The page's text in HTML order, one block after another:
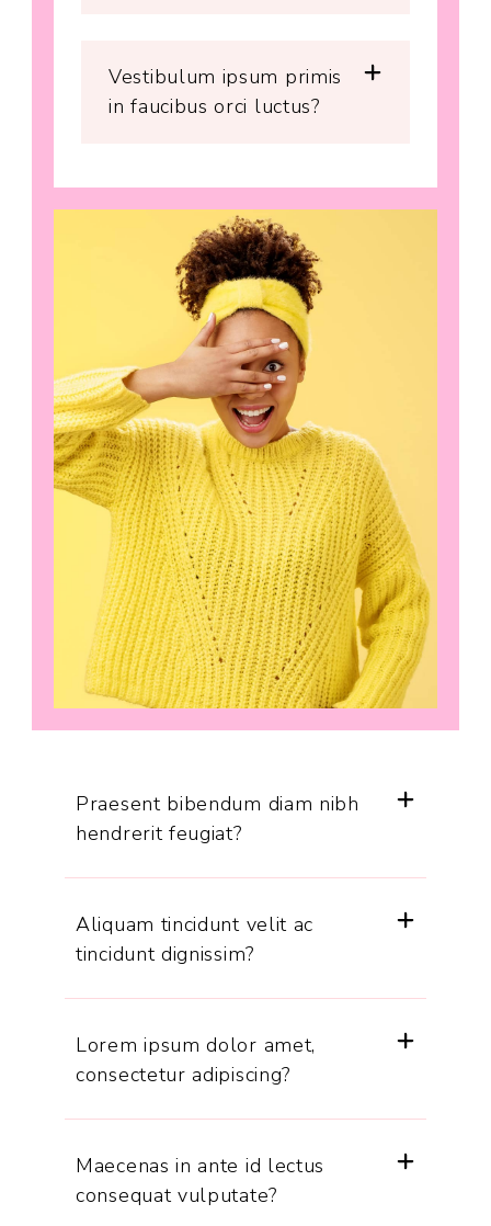
Vestibulum ipsum primis
in faucibus orci luctus?
Praesent bibendum diam nibh
hendrerit feugiat?
Aliquam tincidunt velit ac
tincidunt dignissim?
Lorem ipsum dolor amet,
consectetur adipiscing?
Maecenas in ante id lectus
consequat vulputate?